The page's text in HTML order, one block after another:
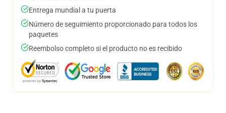
Entrega mundial a tu puerta
Número de seguimiento proporcionado para todos los
paquetes
Reembolso completo si el producto no es recibido